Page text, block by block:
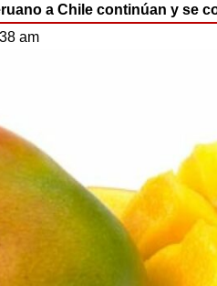
a Chile continúan y se
am